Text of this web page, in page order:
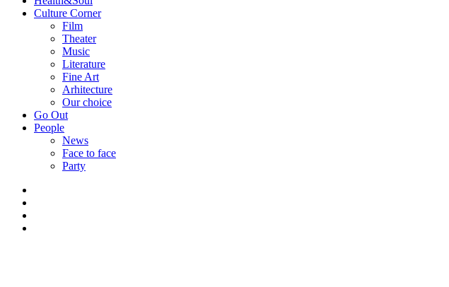
Culture Corner
Film
Theater
Music
Literature
Fine Art
Arhitecture
Our choice
Go Out
People
News
Face to face
Party